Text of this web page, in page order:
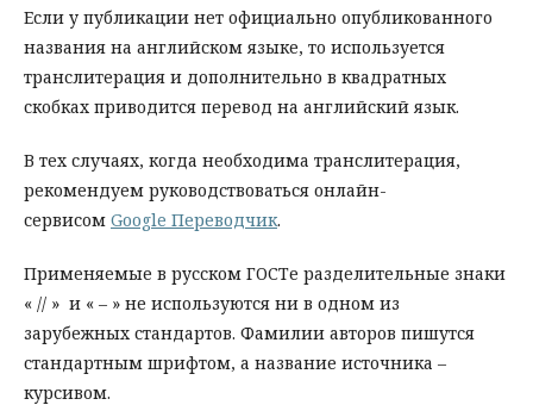
Если у публикации нет официально опубликованного
названия на английском языке, то используется
транслитерация и дополнительно в квадратных
скобках приводится перевод на английский язык.
В тех случаях, когда необходима транслитерация,
рекомендуем руководствоваться онлайн-
сервисом Google Переводчик.
Применяемые в русском ГОСТе разделительные знаки
« // » и « – » не используются ни в одном из
зарубежных стандартов. Фамилии авторов пишутся
стандартным шрифтом, а название источника –
курсивом.